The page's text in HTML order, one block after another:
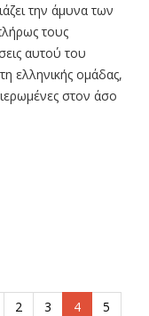
την άμυνα των
τους
αυτού του
ελληνικής ομάδας,
στον άσο
2 3 4
5